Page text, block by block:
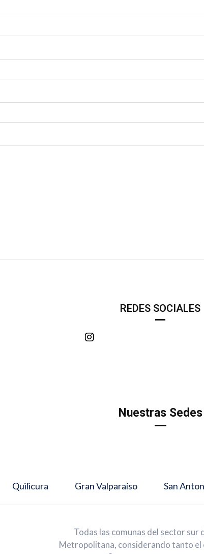
REDES SOCIALES
Nuestras Sedes
Quilicura Gran Valparaíso San
Todas las comunas del sector sur
Metropolitana, considerando tanto el